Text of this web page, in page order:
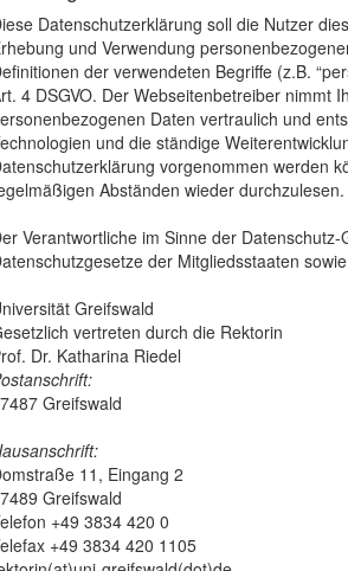
Datenschutzerklärung soll die Nutzer
und Verwendung
der verwendeten Begriffe (z.B.
4 DSGVO. Der Webseitenbetreiber nimmt
Daten vertraulich und
und die ständige
vorgenommen werden
Abständen wieder durchzulesen.
Verantwortliche im Sinne der
der Mitgliedsstaaten
Greifswald
vertreten durch die Rektorin
Dr. Katharina Riedel
Greifswald
11, Eingang 2
Greifswald
+49 3834 420 0
+49 3834 420 1105